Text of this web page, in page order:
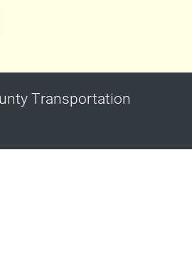
Transportation